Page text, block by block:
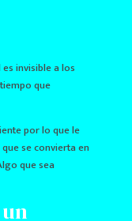
invisible a los
que
por lo que le
se convierta en
que sea